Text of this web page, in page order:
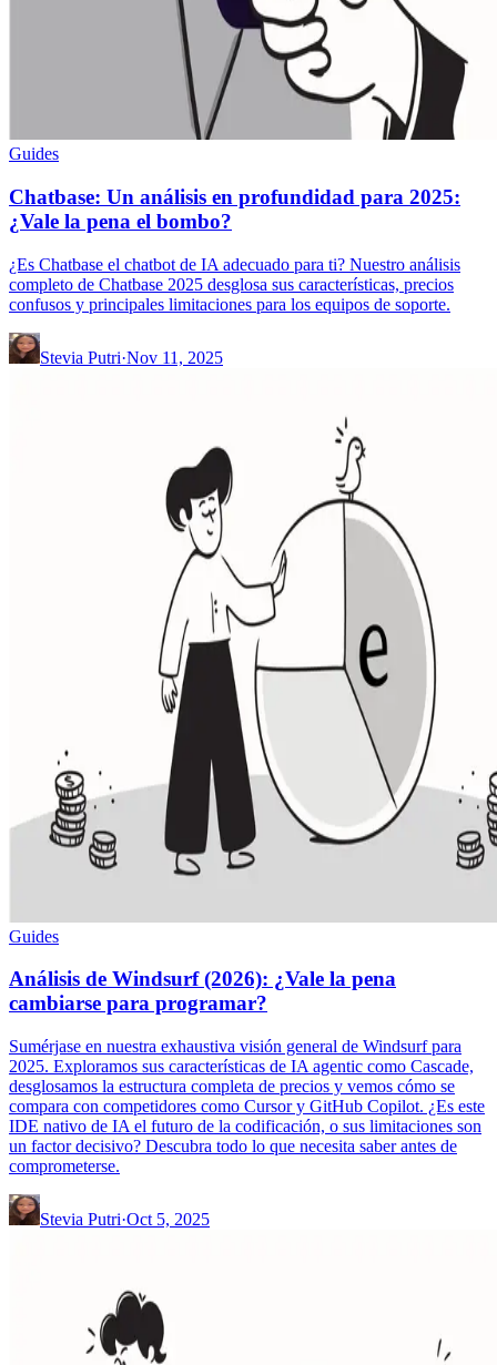
Guides
Chatbase: Un análisis en profundidad para 2025:
¿Vale la pena el bombo?
¿Es Chatbase el chatbot de IA adecuado para ti? Nuestro análisis
completo de Chatbase 2025 desglosa sus características, precios
confusos y principales limitaciones para los equipos de soporte.
Stevia Putri·Nov 11, 2025
Guides
Análisis de Windsurf (2026): ¿Vale la pena
cambiarse para programar?
Sumérjase en nuestra exhaustiva visión general de Windsurf para
2025. Exploramos sus características de IA agentic como Cascade,
desglosamos la estructura completa de precios y vemos cómo se
compara con competidores como Cursor y GitHub Copilot. ¿Es este
IDE nativo de IA el futuro de la codificación, o sus limitaciones son
un factor decisivo? Descubra todo lo que necesita saber antes de
comprometerse.
Stevia Putri·Oct 5, 2025